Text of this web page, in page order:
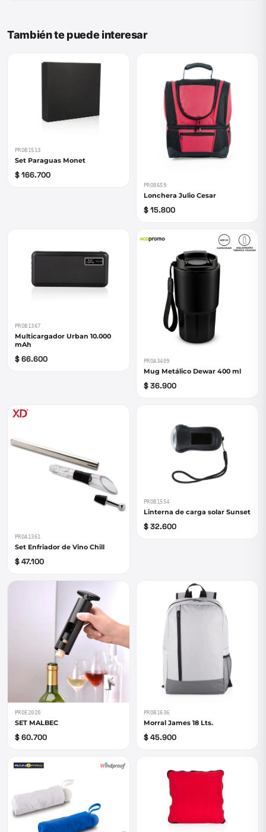
También te puede interesar
PROB1513
Set Paraguas Monet
$ 166.700
PRO8659
Lonchera Julio Cesar
$ 15.800
PROB1367
Multicargador Urban 10.000
mAh
$ 66.600 PROA3409
Mug Metálico Dewar 400 ml
$ 36.900
PROA1361
Set Enfriador de Vino Chill
$ 47.100
PROB1554
Linterna de carga solar Sunset
$ 32.600
PROE2020
SET MALBEC
$ 60.700
PROB1636
Morral James 18 Lts.
$ 45.900